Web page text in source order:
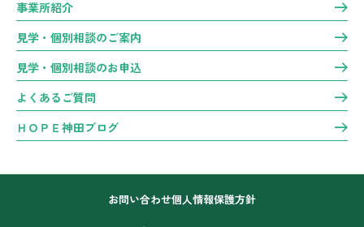
事業所紹介
見学・個別相談のご案内
見学・個別相談のお申込
よくあるご質問
ＨＯＰＥ神田ブログ
お問い合わせ個人情報保護方針